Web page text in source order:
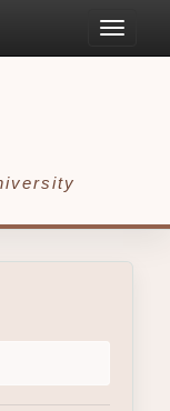
Toggle